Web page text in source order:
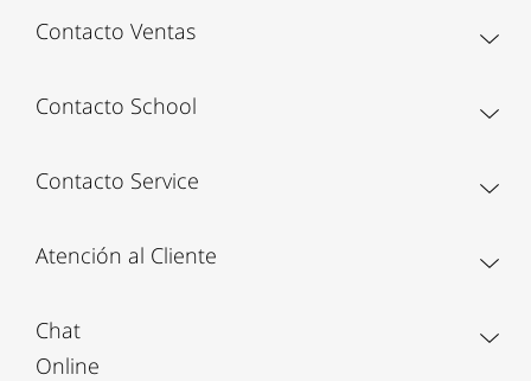
Contacto Ventas
Contacto School
Contacto Service
Atención al Cliente
Chat
Online